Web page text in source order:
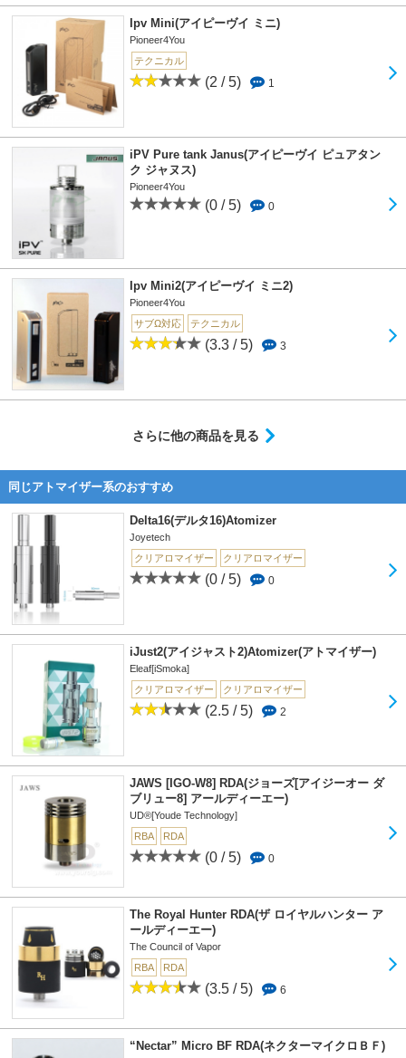
Ipv Mini(アイピーヴイ ミニ)
Pioneer4You
テクニカル
(2 / 5) 1
iPV Pure tank Janus(アイピーヴイ ピュアタン
ク ジャヌス)
Pioneer4You
(0 / 5) 0
Ipv Mini2(アイピーヴイ ミニ2)
Pioneer4You
サブΩ対応
テクニカル
(3.3 / 5) 3
さらに他の商品を見る
同じアトマイザー系のおすすめ
Delta16(デルタ16)Atomizer
Joyetech
クリアロマイザー
クリアロマイザー
(0 / 5) 0
iJust2(アイジャスト2)Atomizer(アトマイザー)
Eleaf[iSmoka]
クリアロマイザー
クリアロマイザー
(2.5 / 5) 2
JAWS [IGO-W8] RDA(ジョーズ[アイジーオー ダ
ブリュー8] アールディーエー)
UD®[Youde Technology]
RBA
RDA
(0 / 5) 0
The Royal Hunter RDA(ザ ロイヤルハンター ア
ールディーエー)
The Council of Vapor
RBA
RDA
(3.5 / 5) 6
“Nectar” Micro BF RDA(ネクターマイクロＢＦ)